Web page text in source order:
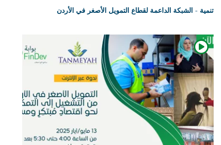
تنمية - الشبكة الداعمة لقطاع التمويل الأصغر في الأردن